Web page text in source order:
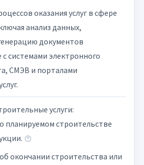
оказания услуг в сфере
анализ данных,
документов
системами электронного
СМЭВ и порталами
услуги:
планируемом строительстве
окончании строительства или